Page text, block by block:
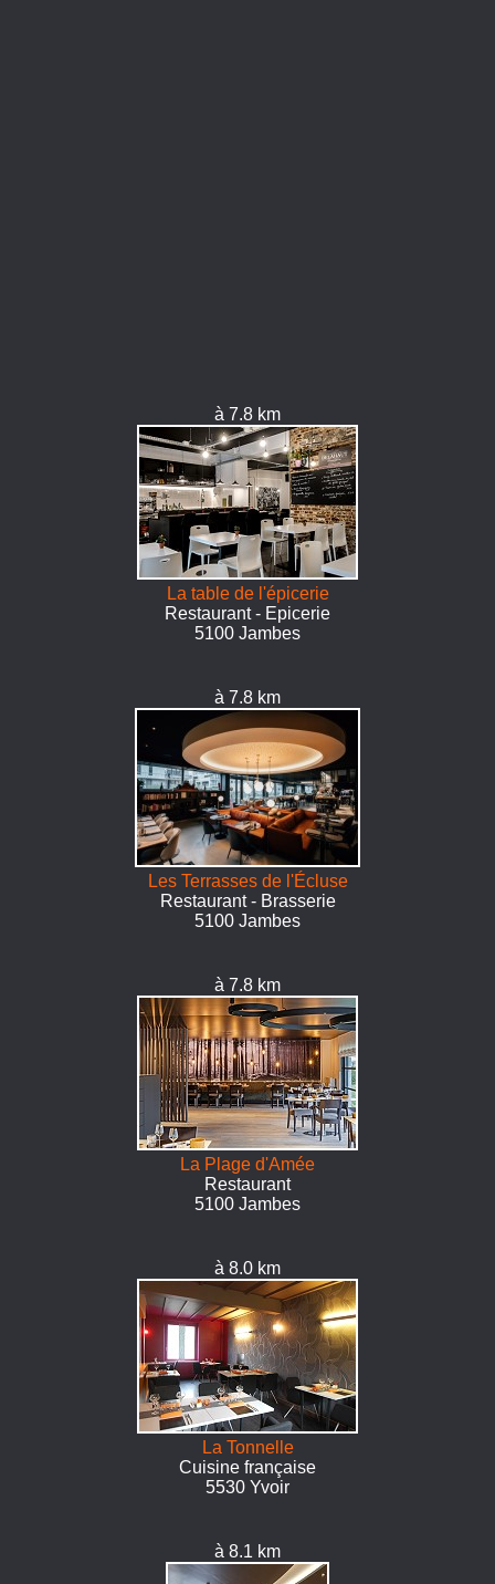
à 7.8 km
La table de l'épicerie
Restaurant - Epicerie
5100 Jambes
à 7.8 km
Les Terrasses de l'Écluse
Restaurant - Brasserie
5100 Jambes
à 7.8 km
La Plage d'Amée
Restaurant
5100 Jambes
à 8.0 km
La Tonnelle
Cuisine française
5530 Yvoir
à 8.1 km